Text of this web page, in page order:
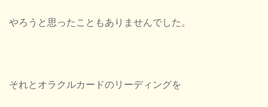
やろうと思ったこともありませんでした。
それとオラクルカードのリーディングを